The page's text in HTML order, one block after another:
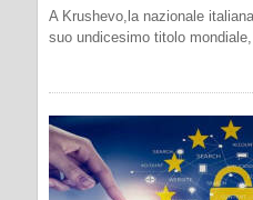
A Krushevo,la nazionale
suo undicesimo titolo